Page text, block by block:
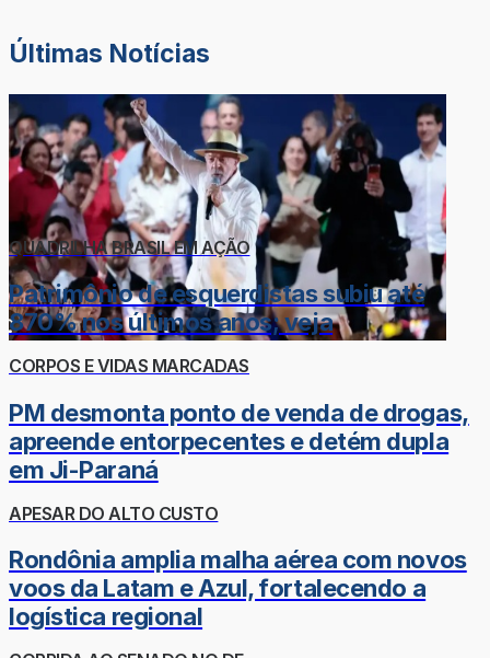
Últimas Notícias
QUADRILHA BRASIL EM AÇÃO
Patrimônio de esquerdistas subiu até
870% nos últimos anos; veja
CORPOS E VIDAS MARCADAS
PM desmonta ponto de venda de drogas,
apreende entorpecentes e detém dupla
em Ji-Paraná
APESAR DO ALTO CUSTO
Rondônia amplia malha aérea com novos
voos da Latam e Azul, fortalecendo a
logística regional